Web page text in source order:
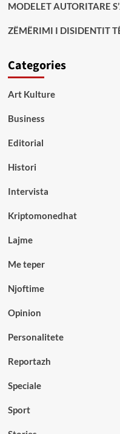
MODELET AUTORITARE
ZËMËRIMI I DISIDENTIT
Categories
Art Kulture
Business
Editorial
Histori
Intervista
Kriptomonedhat
Lajme
Me teper
Njoftime
Opinion
Personalitete
Reportazh
Speciale
Sport